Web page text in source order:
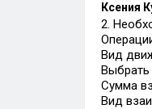
Ксения
2.
Вид
Выбрать
Сумма
Вид